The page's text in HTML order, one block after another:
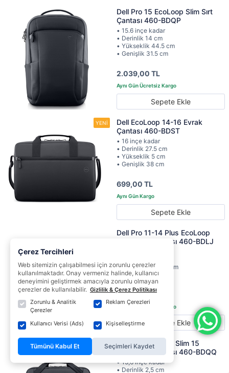
Dell Pro 15 EcoLoop Slim Sırt
Çantası 460-BDQP
• 15.6 inçe kadar
• Derinlik 14 cm
• Yükseklik 44.5 cm
• Genişlik 31.5 cm
2.039,00 TL
Sepete Ekle
Dell EcoLoop 14-16 Evrak
Çantası 460-BDST
• 16 inçe kadar
• Derinlik 27.5 cm
• Yükseklik 5 cm
• Genişlik 38 cm
699,00 TL
Sepete Ekle
Dell Pro 11-14 Plus EcoLoop
Notebook Çantası 460-BDLJ
• Yükseklik 24.50 cm
• Genişlik 35 cm
1.519,00 TL
Sepete Ekle
Dell EcoLoop Pro Slim 15
Notebook Çantası 460-BDQQ
• 15,6 inçe kadar
• Derinlik 2,5 cm
Çerez Tercihleri
Web sitemizin çalışabilmesi için zorunlu çerezler
kullanılmaktadır. Onay vermeniz halinde, kullanıcı
deneyimini geliştirmek amacıyla zorunlu olmayan
çerezler de kullanılabilir. Gizlilik & Çerez Politikası
Zorunlu & Analitik
Çerezler
Reklam Çerezleri
Kullanıcı Verisi (Ads) Kişiselleştirme
Tümünü Kabul Et Seçimleri Kaydet